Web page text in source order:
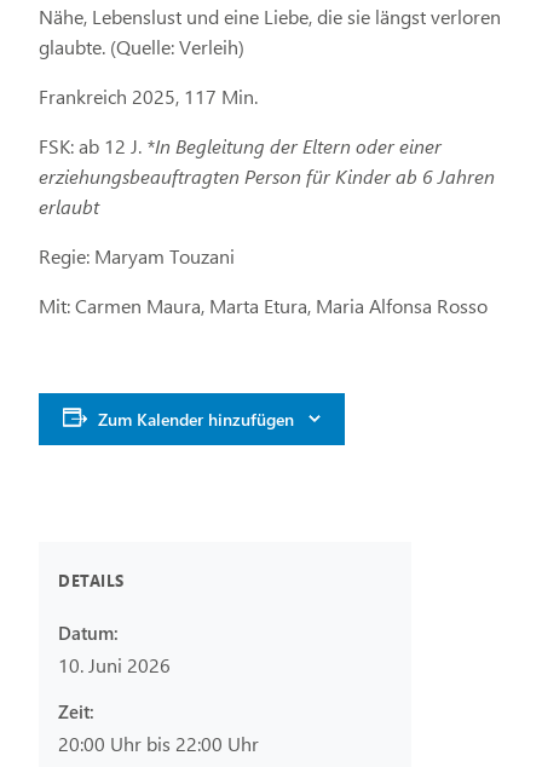
Nähe, Lebenslust und eine Liebe, die sie längst verloren
glaubte. (Quelle: Verleih)
Frankreich 2025, 117 Min.
FSK: ab 12 J. *In Begleitung der Eltern oder einer
erziehungsbeauftragten Person für Kinder ab 6 Jahren
erlaubt
Regie: Maryam Touzani
Mit: Carmen Maura, Marta Etura, Maria Alfonsa Rosso
Zum Kalender hinzufügen
DETAILS
Datum:
10. Juni 2026
Zeit:
20:00 Uhr bis 22:00 Uhr